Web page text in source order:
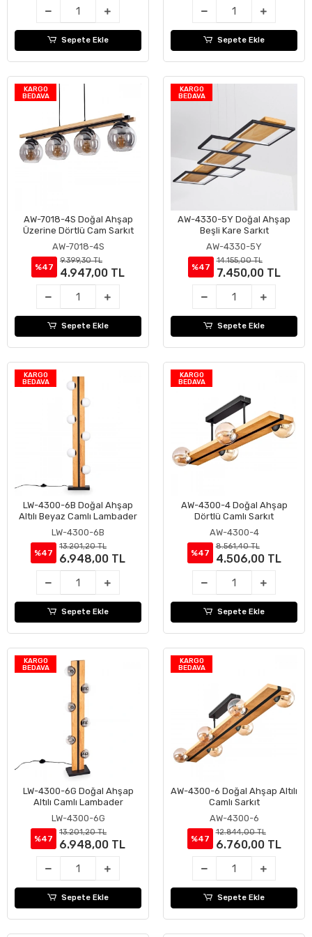
Sepete Ekle Sepete Ekle
KARGO
BEDAVA
Sepete Ekle
AW-7018-4S Doğal Ahşap
Üzerine Dörtlü Cam Sarkıt
AW-7018-4S
%47
9.399,30 TL
4.947,00 TL
Sepete Ekle
KARGO
BEDAVA
Sepete Ekle
AW-4330-5Y Doğal Ahşap
Beşli Kare Sarkıt
AW-4330-5Y
%47
14.155,00 TL
7.450,00 TL
Sepete Ekle
KARGO
BEDAVA
Sepete Ekle
LW-4300-6B Doğal Ahşap
Altılı Beyaz Camlı Lambader
LW-4300-6B
%47
13.201,20 TL
6.948,00 TL
Sepete Ekle
KARGO
BEDAVA
Sepete Ekle
AW-4300-4 Doğal Ahşap
Dörtlü Camlı Sarkıt
AW-4300-4
%47
8.561,40 TL
4.506,00 TL
Sepete Ekle
KARGO
BEDAVA
Sepete Ekle
LW-4300-6G Doğal Ahşap
Altılı Camlı Lambader
LW-4300-6G
%47
13.201,20 TL
6.948,00 TL
Sepete Ekle
KARGO
BEDAVA
Sepete Ekle
AW-4300-6 Doğal Ahşap Altılı
Camlı Sarkıt
AW-4300-6
%47
12.844,00 TL
6.760,00 TL
Sepete Ekle